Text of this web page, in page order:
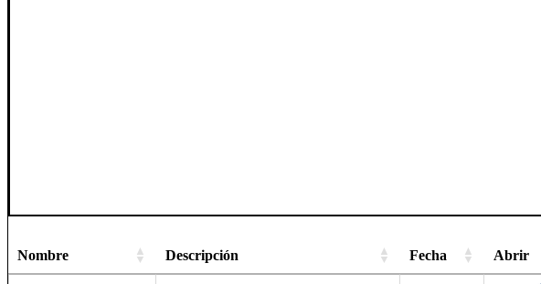
Nombre Descripción Fecha Abrir